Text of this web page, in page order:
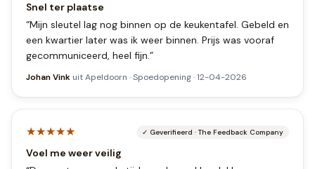
Snel ter plaatse
“Mijn sleutel lag nog binnen op de keukentafel. Gebeld en
een kwartier later was ik weer binnen. Prijs was vooraf
gecommuniceerd, heel fijn.”
Johan Vink uitApeldoorn ·Spoedopening·12-04-2026
★★★★★ ✓ Geverifieerd ·The Feedback Company
Voel me weer veilig